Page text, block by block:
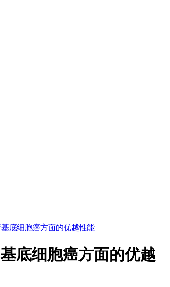
基底细胞癌方面的优越性能
底细胞癌方面的优越